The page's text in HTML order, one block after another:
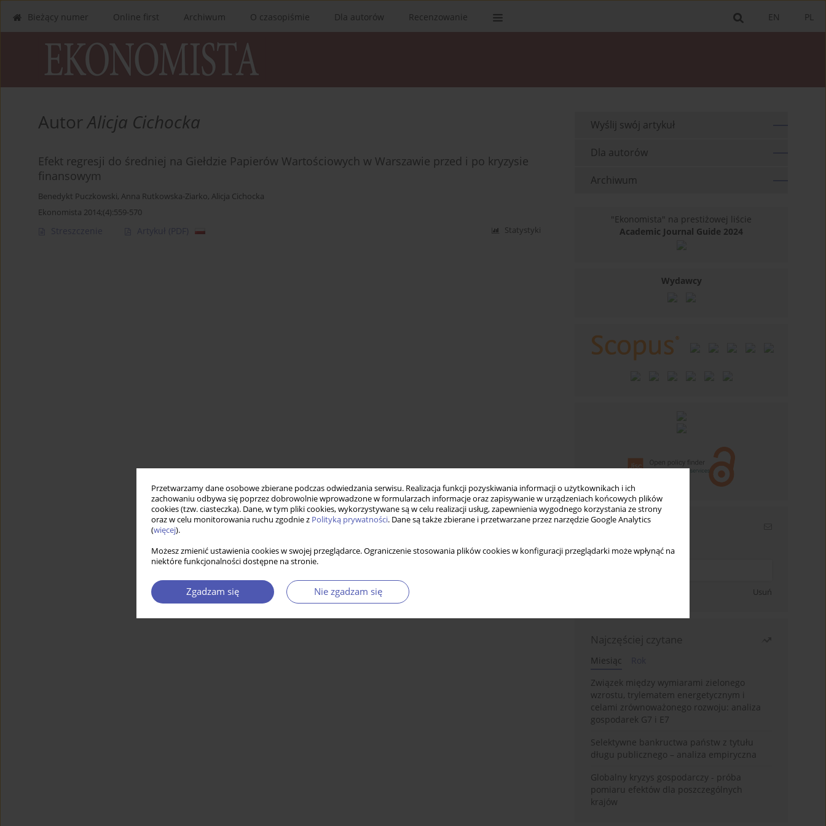
Przetwarzamy dane osobowe zbierane podczas odwiedzania serwisu. Realizacja funkcji pozyskiwania informacji o użytkownikach i ich
zachowaniu odbywa się poprzez dobrowolnie wprowadzone w formularzach informacje oraz zapisywanie w urządzeniach końcowych plików
cookies (tzw. ciasteczka). Dane, w tym pliki cookies, wykorzystywane są w celu realizacji usług, zapewnienia wygodnego korzystania ze strony
oraz w celu monitorowania ruchu zgodnie z Polityką prywatności. Dane są także zbierane i przetwarzane przez narzędzie Google Analytics
(więcej).
Możesz zmienić ustawienia cookies w swojej przeglądarce. Ograniczenie stosowania plików cookies w konfiguracji przeglądarki może wpłynąć na
niektóre funkcjonalności dostępne na stronie.
Zgadzam się Nie zgadzam się
PL
EN
Bieżący numer Online first Archiwum O czasopiśmie Dla autorów Recenzowanie
AutorAlicja Cichocka
Efekt regresji do średniej na Giełdzie Papierów Wartościowych w Warszawie przed i po kryzysie
finansowym
Benedykt Puczkowski, Anna Rutkowska-Ziarko, Alicja Cichocka
Ekonomista 2014;(4):559-570
Streszczenie Artykuł (PDF) Statystyki
Wyślij swój artykuł
Dla autorów
Archiwum
"Ekonomista" na prestiżowej liście
Academic Journal Guide 2024
Wydawcy
Newsletter
Wpisz swój adres email
Usuń
Najczęściej czytane
Miesiąc
Związek między wymiarami zielonego
wzrostu, trylematem energetycznym i
celami zrównoważonego rozwoju: analiza
gospodarek G7 i E7
Selektywne bankructwa państw z tytułu
długu publicznego – analiza empiryczna
Globalny kryzys gospodarczy - próba
pomiaru efektów dla poszczególnych
krajów